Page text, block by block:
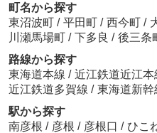
町名から探す
東沼波町 / 平田町 / 西今町 /
川瀬馬場町 / 下多良 / 後三条
路線から探す
東海道本線 / 近江鉄道近江本
近江鉄道多賀線 / 東海道新幹
駅から探す
南彦根 / 彦根 / 彦根口 / ひこ